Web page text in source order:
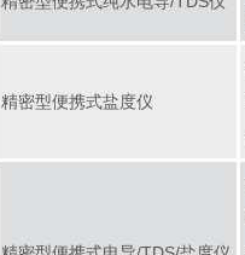
精密型便携式盐度仪